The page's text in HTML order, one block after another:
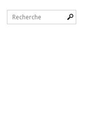
Chercher par